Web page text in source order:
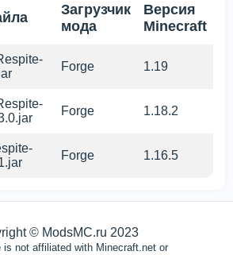
Загрузчик
мода
Версия
Minecraft
Forge 1.19
Forge 1.18.2
Forge 1.16.5
© ModsMC.ru 2023
is not affiliated with Minecraft.net or